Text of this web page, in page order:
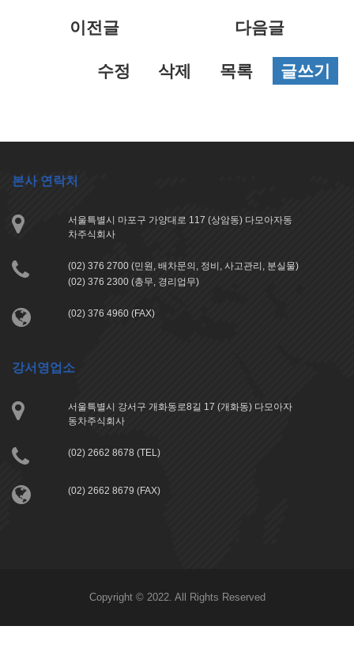
이전글 다음글
수정 삭제 목록 글쓰기
본사 연락처
서울특별시 마포구 가양대로 117 (상암동) 다모아자동
차주식회사
(02) 376 2700 (민원, 배차문의, 정비, 사고관리, 분실물)
(02) 376 2300 (총무, 경리업무)
(02) 376 4960 (FAX)
강서영업소
서울특별시 강서구 개화동로8길 17 (개화동) 다모아자
동차주식회사
(02) 2662 8678 (TEL)
(02) 2662 8679 (FAX)
Copyright © 2022. All Rights Reserved